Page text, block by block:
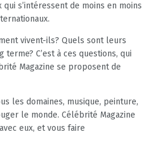
s’intéressent de moins en moins
vivent-ils? Quels sont leurs
C’est à ces questions, qui
Magazine se proposent de
les domaines, musique, peinture,
le monde. Célébrité Magazine
eux, et vous faire